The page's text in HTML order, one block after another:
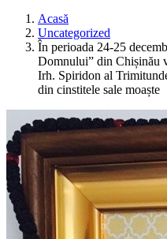
Acasă
Uncategorized
În perioada 24-25
Domnului” din Chișinău
Irh. Spiridon al
din cinstitele sale moaște